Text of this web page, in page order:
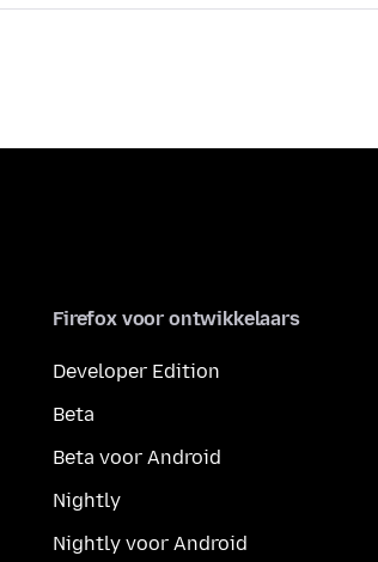
Firefox voor ontwikkelaars
Developer Edition
Beta
Beta voor Android
Nightly
Nightly voor Android